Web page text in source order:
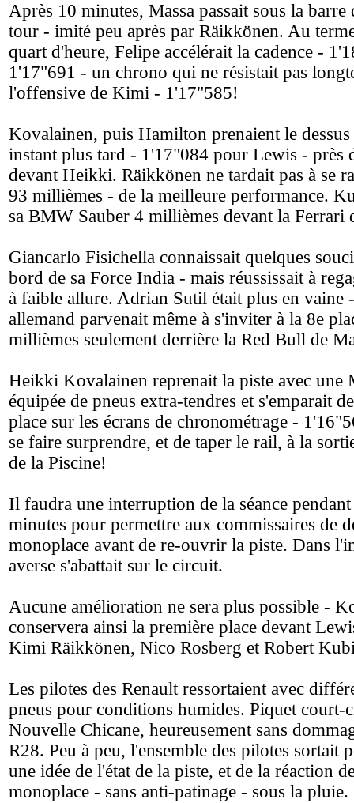
Après 10 minutes, Massa passait sous la barre
tour - imité peu après par Räikkönen. Au
quart d'heure, Felipe accélérait la cadence -
1'17"691 - un chrono qui ne résistait pas
l'offensive de Kimi - 1'17"585!
Kovalainen, puis Hamilton prenaient le dessus
instant plus tard - 1'17"084 pour Lewis - près
devant Heikki. Räikkönen ne tardait pas à se
93 millièmes - de la meilleure performance.
sa BMW Sauber 4 millièmes devant la Ferrari
Giancarlo Fisichella connaissait quelques
bord de sa Force India - mais réussissait à
à faible allure. Adrian Sutil était plus en vaine
allemand parvenait même à s'inviter à la 8e
millièmes seulement derrière la Red Bull de
Heikki Kovalainen reprenait la piste avec une
équipée de pneus extra-tendres et s'emparait
place sur les écrans de chronométrage -
se faire surprendre, et de taper le rail, à la
de la Piscine!
Il faudra une interruption de la séance
minutes pour permettre aux commissaires de
monoplace avant de re-ouvrir la piste. Dans
averse s'abattait sur le circuit.
Aucune amélioration ne sera plus possible -
conservera ainsi la première place devant
Kimi Räikkönen, Nico Rosberg et Robert
Les pilotes des Renault ressortaient avec
pneus pour conditions humides. Piquet court-
Nouvelle Chicane, heureusement sans
R28. Peu à peu, l'ensemble des pilotes sortait
une idée de l'état de la piste, et de la réaction
monoplace - sans anti-patinage - sous la pluie.